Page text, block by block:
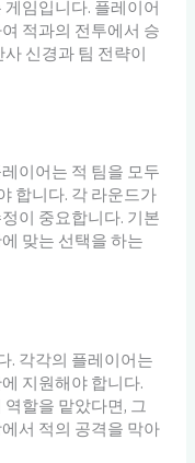
임입니다. 플레이어
적과의 전투에서 승
신경과 팀 전략이
이어는 적 팀을 모두
합니다. 각 라운드가
이 중요합니다. 기본
맞는 선택을 하는
. 각각의 플레이어는
지원해야 합니다.
할을 맡았다면, 그
서 적의 공격을 막아